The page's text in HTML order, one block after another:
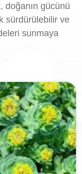
doğanın gücünü
sürdürülebilir ve
sunmaya